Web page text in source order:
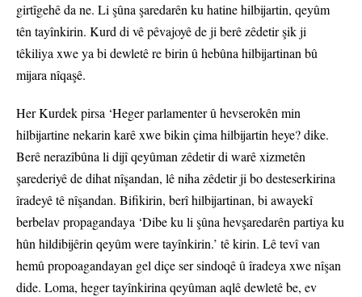
girtîgehê da ne. Li şûna şaredarên ku hatine hilbijartin, qeyûm
tên tayînkirin. Kurd di vê pêvajoyê de ji berê zêdetir şik ji
têkiliya xwe ya bi dewletê re birin û hebûna hilbijartinan bû
mijara nîqaşê.
Her Kurdek pirsa ‘Heger parlamenter û hevserokên min
hilbijartine nekarin karê xwe bikin çima hilbijartin heye? dike.
Berê nerazîbûna li dijî qeyûman zêdetir di warê xizmetên
şarederiyê de dihat nîşandan, lê niha zêdetir ji bo desteserkirina
îradeyê tê nîşandan. Bifikirin, berî hilbijartinan, bi awayekî
berbelav propagandaya ‘Dibe ku li şûna hevşaredarên partiya ku
hûn hildibijêrin qeyûm were tayînkirin.’ tê kirin. Lê tevî van
hemû propoagandayan gel diçe ser sindoqê û îradeya xwe nîşan
dide. Loma, heger tayînkirina qeyûman aqlê dewletê be, ev